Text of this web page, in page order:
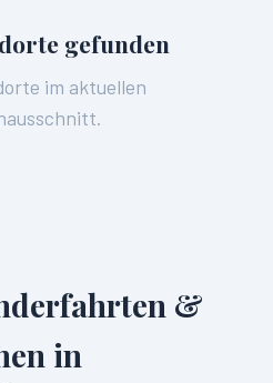
gefunden
im aktuellen
&
in